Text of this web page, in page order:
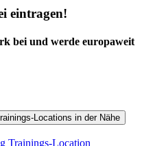
eintragen!
bei und werde europaweit
Locations in der Nähe
Trainings-Location